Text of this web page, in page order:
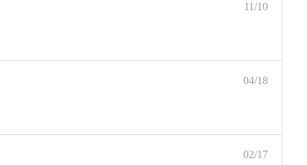
11/10
04/18
02/17